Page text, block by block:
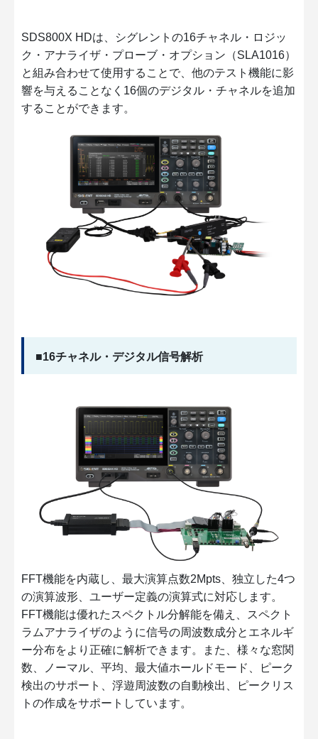
SDS800X HDは、シグレントの16チャネル・ロジッ
ク・アナライザ・プローブ・オプション（SLA1016）
と組み合わせて使用することで、他のテスト機能に影
響を与えることなく16個のデジタル・チャネルを追加
することができます。
■16チャネル・デジタル信号解析
FFT機能を内蔵し、最大演算点数2Mpts、独立した4つ
の演算波形、ユーザー定義の演算式に対応します。
FFT機能は優れたスペクトル分解能を備え、スペクト
ラムアナライザのように信号の周波数成分とエネルギ
ー分布をより正確に解析できます。また、様々な窓関
数、ノーマル、平均、最大値ホールドモード、ピーク
検出のサポート、浮遊周波数の自動検出、ピークリス
トの作成をサポートしています。